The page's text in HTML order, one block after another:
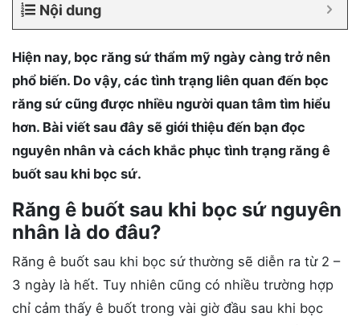
Nội dung
Hiện nay, bọc răng sứ thẩm mỹ ngày càng trở nên
phổ biến. Do vậy, các tình trạng liên quan đến bọc
răng sứ cũng được nhiều người quan tâm tìm hiểu
hơn. Bài viết sau đây sẽ giới thiệu đến bạn đọc
nguyên nhân và cách khắc phục tình trạng răng ê
buốt sau khi bọc sứ.
Răng ê buốt sau khi bọc sứ nguyên
nhân là do đâu?
Răng ê buốt sau khi bọc sứ thường sẽ diễn ra từ 2 –
3 ngày là hết. Tuy nhiên cũng có nhiều trường hợp
chỉ cảm thấy ê buốt trong vài giờ đầu sau khi bọc